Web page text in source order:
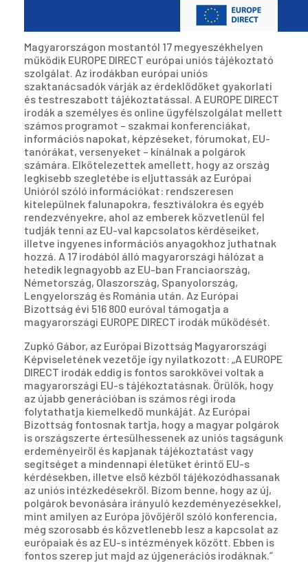
Magyarországon mostantól 17 megyeszékhelyen
működik EUROPE DIRECT európai uniós tájékoztató
szolgálat. Az irodákban európai uniós
szaktanácsadók várják az érdeklődőket gyakorlati
és testreszabott tájékoztatással. A EUROPE DIRECT
irodák a személyes és online ügyfélszolgálat mellett
számos programot – szakmai konferenciákat,
információs napokat, képzéseket, fórumokat, EU-
tanórákat, versenyeket – kínálnak a polgárok
számára. Elkötelezettek amellett, hogy az ország
legkisebb szegletébe is eljuttassák az Európai
Unióról szóló információkat: rendszeresen
kitelepülnek falunapokra, fesztiválokra és egyéb
rendezvényekre, ahol az emberek közvetlenül fel
tudják tenni az EU-val kapcsolatos kérdéseiket,
illetve ingyenes információs anyagokhoz juthatnak
hozzá. A 17 irodából álló magyarországi hálózat a
hetedik legnagyobb az EU-ban Franciaország,
Németország, Olaszország, Spanyolország,
Lengyelország és Románia után. Az Európai
Bizottság évi 516 800 euróval támogatja a
magyarországi EUROPE DIRECT irodák működését.
Zupkó Gábor, az Európai Bizottság Magyarországi
Képviseletének vezetője így nyilatkozott: „A EUROPE
DIRECT irodák eddig is fontos sarokkövei voltak a
magyarországi EU-s tájékoztatásnak. Örülök, hogy
az újabb generációban is számos régi iroda
folytathatja kiemelkedő munkáját. Az Európai
Bizottság fontosnak tartja, hogy a magyar polgárok
is országszerte értesülhessenek az uniós tagságunk
erdeményeiről és kapjanak tájékoztatást vagy
segítséget a mindennapi életüket érintő EU-s
kérdésekben, illetve első kézből tájékozódhassanak
az uniós intézkedésekről. Bízom benne, hogy az új,
polgárok bevonására irányuló kezdeményezésekkel,
mint amilyen az Európa jövőjéről szóló konferencia,
még szorosabb és közvetlenebb lesz a kapcsolat az
európaiak és az EU-s intézmények között. Ebben is
fontos szerep jut majd az újgenerációs irodáknak.”